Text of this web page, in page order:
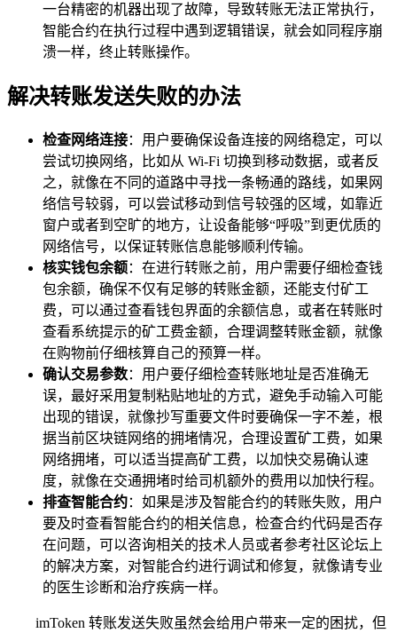
一台精密的机器出现了故障，导致转账无法正常执行，
智能合约在执行过程中遇到逻辑错误，就会如同程序崩
溃一样，终止转账操作。
解决转账发送失败的办法
检查网络连接：用户要确保设备连接的网络稳定，可以
尝试切换网络，比如从 Wi-Fi 切换到移动数据，或者反
之，就像在不同的道路中寻找一条畅通的路线，如果网
络信号较弱，可以尝试移动到信号较强的区域，如靠近
窗户或者到空旷的地方，让设备能够“呼吸”到更优质的
网络信号，以保证转账信息能够顺利传输。
核实钱包余额：在进行转账之前，用户需要仔细检查钱
包余额，确保不仅有足够的转账金额，还能支付矿工
费，可以通过查看钱包界面的余额信息，或者在转账时
查看系统提示的矿工费金额，合理调整转账金额，就像
在购物前仔细核算自己的预算一样。
确认交易参数：用户要仔细检查转账地址是否准确无
误，最好采用复制粘贴地址的方式，避免手动输入可能
出现的错误，就像抄写重要文件时要确保一字不差，根
据当前区块链网络的拥堵情况，合理设置矿工费，如果
网络拥堵，可以适当提高矿工费，以加快交易确认速
度，就像在交通拥堵时给司机额外的费用以加快行程。
排查智能合约：如果是涉及智能合约的转账失败，用户
要及时查看智能合约的相关信息，检查合约代码是否存
在问题，可以咨询相关的技术人员或者参考社区论坛上
的解决方案，对智能合约进行调试和修复，就像请专业
的医生诊断和治疗疾病一样。
imToken 转账发送失败虽然会给用户带来一定的困扰，但